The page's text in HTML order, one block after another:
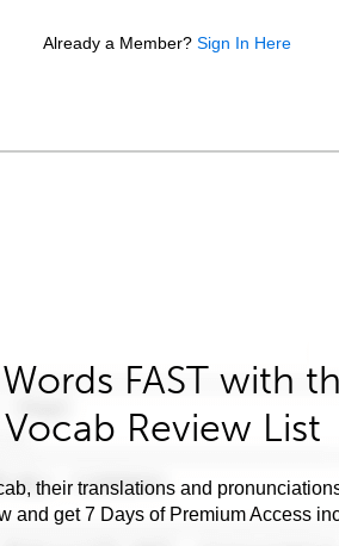
Already a Member? Sign In Here
FAST with
Vocab Review List
their translations and
and get 7 Days of Premium Access